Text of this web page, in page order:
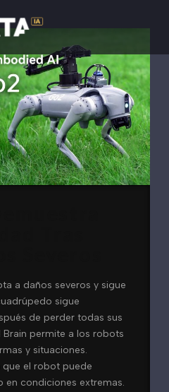
a daños severos y sigue
sigue
de perder todas sus
Brain permite a los robots
y situaciones.
que el robot puede
en condiciones extremas.